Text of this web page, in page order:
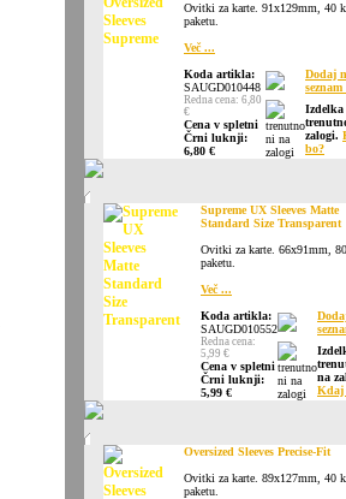
Ovitki za karte. 91x129mm, 40
paketu.
Več ...
Koda artikla:
SAUGD010448
Redna cena: 6,80
€
Cena v spletni
Črni luknji:
6,80 €
Dodaj
seznam
Izdelka
zalogi.
bo?
Supreme UX Sleeves Matte
Standard Size Transparent
Ovitki za karte. 66x91mm,
paketu.
Več ...
Koda artikla:
SAUGD010552
Redna cena:
5,99 €
Cena v spletni
Črni luknji:
5,99 €
na
Kdaj
Oversized Sleeves Precise-Fit
Ovitki za karte. 89x127mm, 40
paketu.